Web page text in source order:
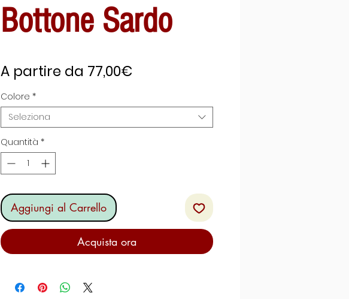
Bottone Sardo
A partire da 77,00€
Colore *
Seleziona
Quantità *
Aggiungi al Carrello
Acquista ora